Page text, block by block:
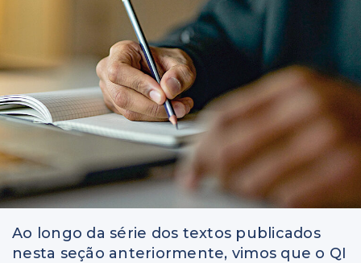
Ao longo da série dos textos publicados
nesta seção anteriormente, vimos que o QI